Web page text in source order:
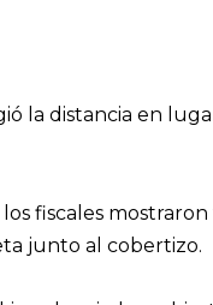
la distancia en
fiscales
junto al cobertizo.